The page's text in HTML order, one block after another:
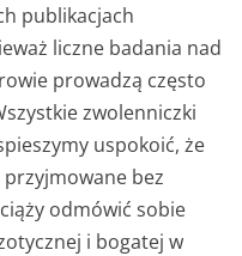
publikacjach
liczne badania nad
prowadzą często
zwolenniczki
uspokoić, że
przyjmowane bez
odmówić sobie
i bogatej w